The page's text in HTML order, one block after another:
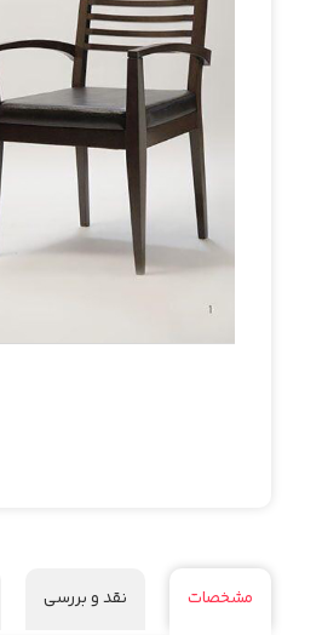
مشخصات نقد و بررسی